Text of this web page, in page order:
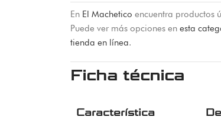
En El Machetico encuentra productos
Puede ver más opciones en esta
tienda en línea.
Ficha técnica
Característica